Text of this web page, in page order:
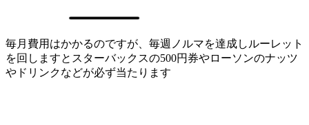
毎月費用はかかるのですが、毎週ノルマを達成しルーレット
を回しますとスターバックスの500円券やローソンのナッツ
やドリンクなどが必ず当たります